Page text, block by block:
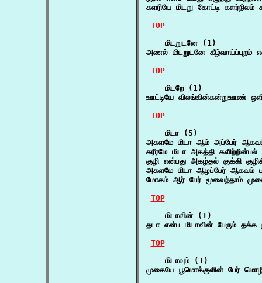
களரியே மிடறு கோட்டி
TOP
    மிடறுடனே (1)
அணல் மிடறுடனே
TOP
    மிடறே (1)
ஊட்டியே விலங்கின்கன்றுஊண்
TOP
    மிடா (5)
அகளமே மிடா ஆம் அப்பேர்
கரீரமே மிடா அகத்தி
குழி என்பது அகழ்தல் குக்கி
அகளமே மிடா ஆழப்பேர் ஆகவம்
மோகம் ஆர் பேர் மூவைந்தாம்
TOP
    மிடாவின் (1)
தடா என்ப மிடாவின் பேரும்
TOP
    மிடாவும் (1)
முகையே பூமொக்குளின் பேர்